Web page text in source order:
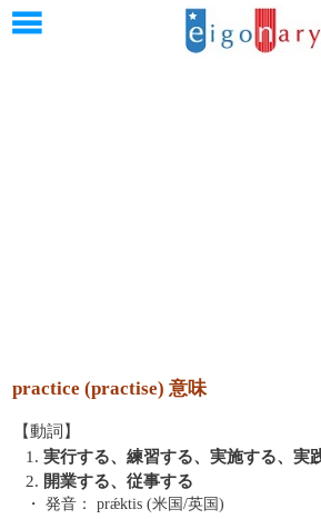
practice (practise) 意味
【動詞】
1. 実行する、練習する、実施する、実
2. 開業する、従事する
・ 発音：
prǽktis (米国/英国)